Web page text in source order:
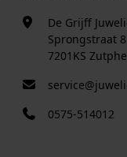
De Grijff
Sprongstraat 8
7201KS
0575-514012